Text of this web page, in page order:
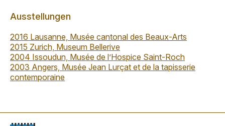
Ausstellungen
2016 Lausanne, Musée cantonal des Beaux-Arts
2015 Zurich, Museum Bellerive
2004 Issoudun, Musée de l’Hospice Saint-Roch
2003 Angers, Musée Jean Lurçat et de la tapisserie
contemporaine